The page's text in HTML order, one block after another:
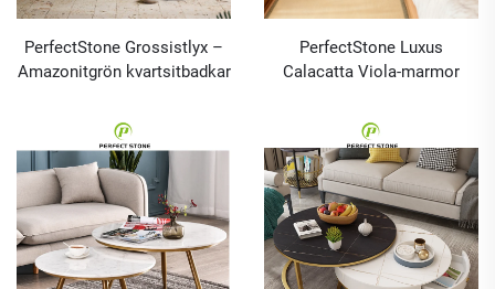
PerfectStone Grossistlyx –
Amazonitgrön kvartsitbadkar
villahotellprojekt
PerfectStone Luxus
Calacatta Viola-marmor
högklassiga villaprojekt och
hotell